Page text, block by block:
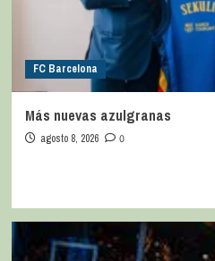
FC Barcelona
Más nuevas azulgranas
agosto 8, 2026 0